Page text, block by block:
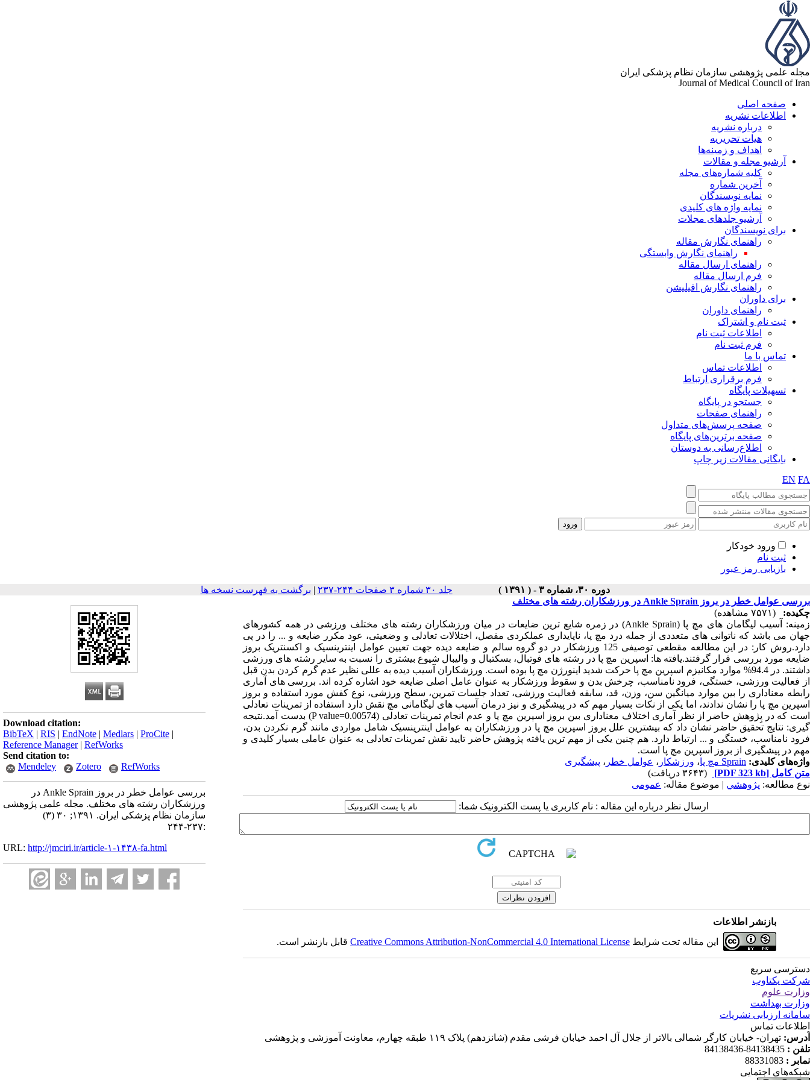
مجله علمی پژوهشی سازمان نظام پزشکی ایران
Journal of Medical Council of Iran
صفحه اصلی
اطلاعات نشریه
درباره نشریه
هیات تحریریه
اهداف و زمینه‌ها
آرشیو مجله و مقالات
کلیه شماره‌های مجله
آخرین شماره
نمایه نویسندگان
نمایه واژه های کلیدی
آرشیو جلدهای مجلات
برای نویسندگان
راهنمای نگارش مقاله
راهنمای نگارش وابستگی
راهنمای ارسال مقاله
فرم ارسال مقاله
راهنمای نگارش افیلیشن
برای داوران
راهنمای داوران
ثبت نام و اشتراک
اطلاعات ثبت نام
فرم ثبت نام
تماس با ما
اطلاعات تماس
فرم برقراری ارتباط
تسهیلات پایگاه
جستجو در پایگاه
راهنمای صفحات
صفحه پرسش‌های متداول
صفحه برترین‌های پایگاه
اطلاع‌رسانی به دوستان
بایگانی مقالات زیر چاپ
EN FA
ورود خودکار
ثبت نام
بازیابی رمز عبور
دوره ۳۰، شماره ۳ - ( ۱۳۹۱ ) جلد ۳۰ شماره ۳ صفحات ۲۴۴-۲۳۷ | برگشت به فهرست نسخه ها
Download citation:
BibTeX | RIS | EndNote | Medlars | ProCite |
Reference Manager| RefWorks
Send citation to:
Mendeley
Zotero RefWorks
بررسی عوامل خطر در بروز Ankle Sprain در
ورزشکاران رشته های مختلف. مجله علمی پژوهشی
سازمان نظام پزشکی ایران. ۱۳۹۱; ۳۰ (۳)
:۲۳۷-۲۴۴
URL: http://jmciri.ir/article-۱-۱۴۳۸-fa.html
بررسی عوامل خطر در بروز Ankle Sprain در ورزشکاران رشته های مختلف
چکیده:
(۷۵۷۱ مشاهده)
زمینه: آسیب لیگامان های مچ پا (Ankle Sprain) در زمره شایع ترین ضایعات در میان ورزشکاران رشته های مختلف ورزشی در همه کشورهای
جهان می باشد که ناتوانی های متعددی از جمله درد مچ پا، ناپایداری عملکردی مفصل، اختلالات تعادلی و وضعیتی، عود مکرر ضایعه و ... را در پی
دارد.روش کار: در این مطالعه مقطعی توصیفی 125 ورزشکار در دو گروه سالم و ضایعه دیده جهت تعیین عوامل اینترینسیک و اکسنتریک بروز
ضایعه مورد بررسی قرار گرفتند.یافته ها: اسپرین مچ پا در رشته های فوتبال، بسکتبال و والیبال شیوع بیشتری را نسبت به سایر رشته های ورزشی
داشتند. در 94.4% موارد مکانیزم اسپرین مچ پا حرکت شدید اینورژن مچ پا بوده است. ورزشکاران آسیب دیده به عللی نظیر عدم گرم کردن بدن قبل
از فعالیت ورزشی، خستگی، فرود نامناسب، چرخش بدن و سقوط ورزشکار به عنوان عامل اصلی ضایعه خود اشاره کرده اند. بررسی های آماری
رابطه معناداری را بین موارد میانگین سن، وزن، قد، سابقه فعالیت ورزشی، تعداد جلسات تمرین، سطح ورزشی، نوع کفش مورد استفاده و بروز
اسپرین مچ پا را نشان ندادند، اما یکی از نکات بسیار مهم که در پیشگیری و نیز درمان آسیب های لیگامانی مچ نقش دارد استفاده از تمرینات تعادلی
است که در پِژوهش حاضر از نظر آماری اختلاف معناداری بین بروز اسپرین مچ پا و عدم انجام تمرینات تعادلی (P value=0.00574) بدست آمد.نتیجه
گیری: نتایج تحقیق حاضر نشان داد که بیشترین علل بروز اسپرین مچ پا در ورزشکاران به عوامل اینترینسیک شامل مواردی مانند گرم نکردن بدن،
فرود نامناسب، خستگی و ... ارتباط دارد. هم چنین یکی از مهم ترین یافته پژوهش حاضر تایید نقش تمرینات تعادلی به عنوان عاملی بسیار کلیدی و
مهم در پیشگیری از بروز اسپرین مچ پا است.
واژه‌های کلیدی: Sprain مچ پا ، ورزشکار ، عوامل خطر ، پیشگیری
متن کامل [PDF 323 kb]
(۳۶۴۳ دریافت)
نوع مطالعه: پژوهشي | موضوع مقاله: عمومى
ارسال نظر درباره این مقاله : نام کاربری یا پست الکترونیک شما:
بازنشر اطلاعات
این مقاله تحت شرایط Creative Commons Attribution-NonCommercial 4.0 International Licenseقابل بازنشر است.
دسترسی سریع
شرکت یکتاوب
وزارت علوم
وزارت بهداشت
سامانه ارزیابی نشریات
اطلاعات تماس
آدرس: تهران- خیابان کارگر شمالی بالاتر از جلال آل احمد خیابان فرشی مقدم (شانزدهم) پلاک ۱۱۹ طبقه چهارم، معاونت آموزشی و پژوهشی
تلفن : 84138435-84138436
نمابر : 88331083
شبکه‌های اجتمایی